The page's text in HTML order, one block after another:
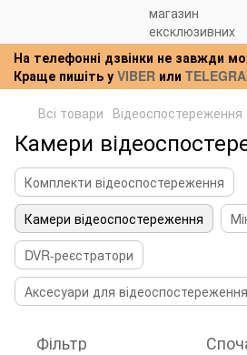
На телефонні дзвінки не завжди
Краще пишіть у VIBER или
Всі товари Відеоспостереження
Камери
Комплекти відеоспостереження
Камери відеоспостереження
DVR-реєстратори
Аксесуари для відеоспостереження
Фільтр